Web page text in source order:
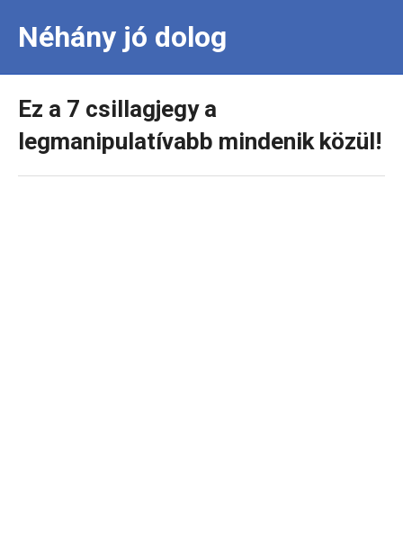
Néhány jó dolog
Ez a 7 csillagjegy a
legmanipulatívabb mindenik közül!